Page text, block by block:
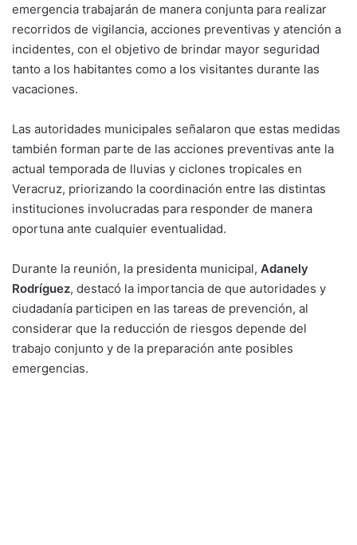
emergencia trabajarán de manera conjunta para realizar
recorridos de vigilancia, acciones preventivas y atención a
incidentes, con el objetivo de brindar mayor seguridad
tanto a los habitantes como a los visitantes durante las
vacaciones.
Las autoridades municipales señalaron que estas medidas
también forman parte de las acciones preventivas ante la
actual temporada de lluvias y ciclones tropicales en
Veracruz, priorizando la coordinación entre las distintas
instituciones involucradas para responder de manera
oportuna ante cualquier eventualidad.
Durante la reunión, la presidenta municipal, Adanely
Rodríguez, destacó la importancia de que autoridades y
ciudadanía participen en las tareas de prevención, al
considerar que la reducción de riesgos depende del
trabajo conjunto y de la preparación ante posibles
emergencias.